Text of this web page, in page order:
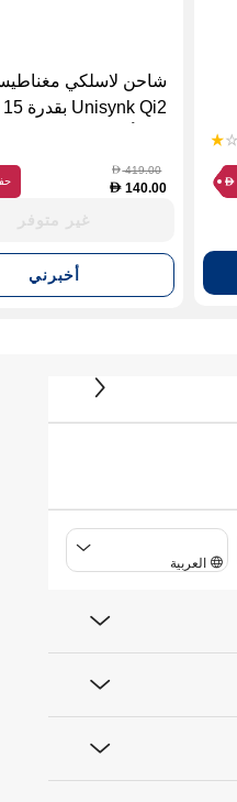
D
شاحن لاسلكي
D419.00
D 140.00
أخبرني
العربية